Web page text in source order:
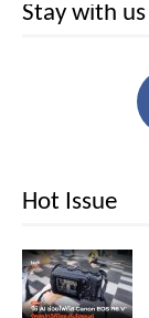
Stay with us
Hot Issue